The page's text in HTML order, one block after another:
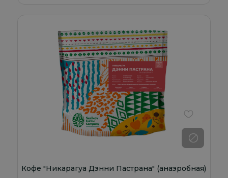
Кофе "Никарагуа Дэнни Пастрана" (анаэробная)
В